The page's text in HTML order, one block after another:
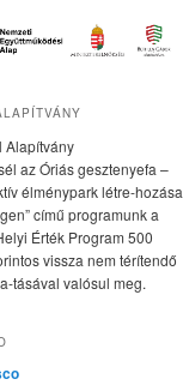
az Óriás gesztenyefa –
élménypark létre-hozása
című programunk a
Érték Program 500
vissza nem térítendő
tásával valósul meg.